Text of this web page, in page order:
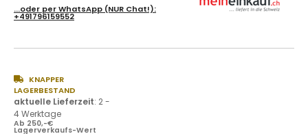
...oder perWhatsApp (NUR Chat!):
+491796159552
KNAPPER
LAGERBESTAND
aktuelle Lieferzeit: 2 -
4 Werktage
Ab 250,-€
Lagerverkaufs-Wert